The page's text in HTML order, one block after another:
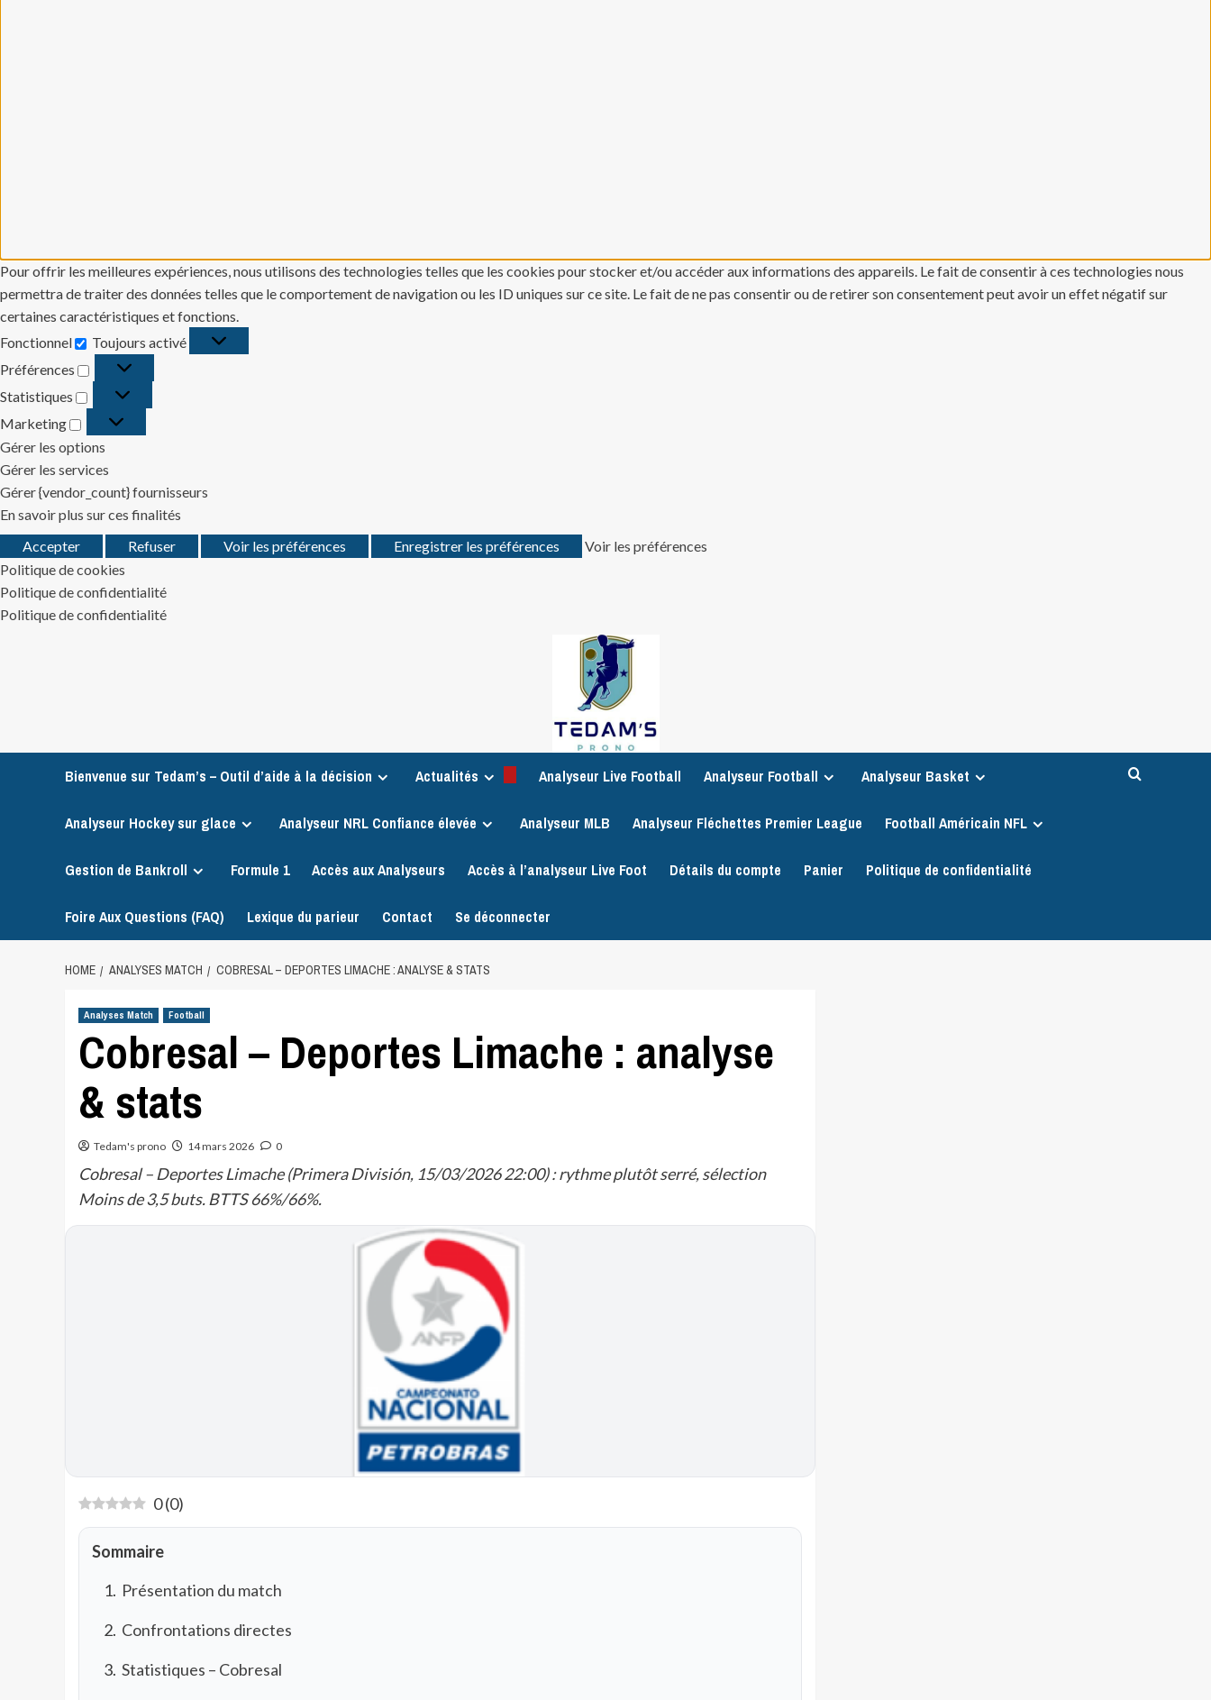
Pour offrir les meilleures expériences, nous utilisons des technologies telles que les cookies pour stocker et/ou accéder aux informations des appareils. Le fait de consentir à ces technologies nous
permettra de traiter des données telles que le comportement de navigation ou les ID uniques sur ce site. Le fait de ne pas consentir ou de retirer son consentement peut avoir un effet négatif sur
certaines caractéristiques et fonctions.
Fonctionnel
Fonctionnel
Toujours activé
Préférences
Préférences
Statistiques
Statistiques
Marketing
Marketing
Gérer les options
Gérer les services
Gérer {vendor_count} fournisseurs
En savoir plus sur ces finalités
Accepter
Refuser Voir les préférences Enregistrer les préférences
Voir les préférences
Politique de cookies
Politique de confidentialité
Politique de confidentialité
Bienvenue sur Tedam’s – Outil d’aide à la décision Actualités Analyseur Live Football Analyseur Football Analyseur Basket
Analyseur Hockey sur glace Analyseur NRL Confiance élevée Analyseur MLB Analyseur Fléchettes Premier League Football Américain NFL
Gestion de Bankroll Formule 1 Accès aux Analyseurs Accès à l’analyseur Live Foot Détails du compte Panier Politique de confidentialité
Foire Aux Questions (FAQ) Lexique du parieur Contact Se déconnecter
HOME ANALYSES MATCH COBRESAL – DEPORTES LIMACHE : ANALYSE & STATS
Analyses Match Football
Cobresal – Deportes Limache : analyse
& stats
Tedam's prono 14 mars 2026 0
Cobresal – Deportes Limache (Primera División, 15/03/2026 22:00) : rythme plutôt serré, sélection
Moins de 3,5 buts. BTTS 66%/66%.
0(0)
Sommaire
Présentation du match
Confrontations directes
Statistiques – Cobresal